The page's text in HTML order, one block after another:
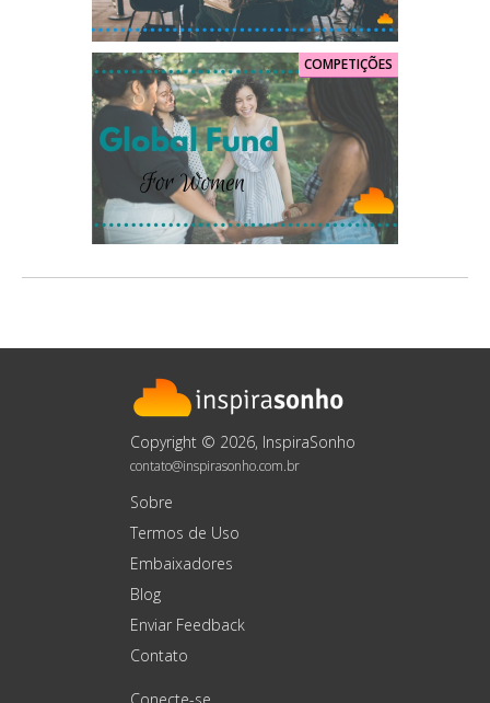
COMPETIÇÕES
Copyright © 2026, InspiraSonho
contato@inspirasonho.com.br
Sobre
Termos de Uso
Embaixadores
Blog
Enviar Feedback
Contato
Conecte-se